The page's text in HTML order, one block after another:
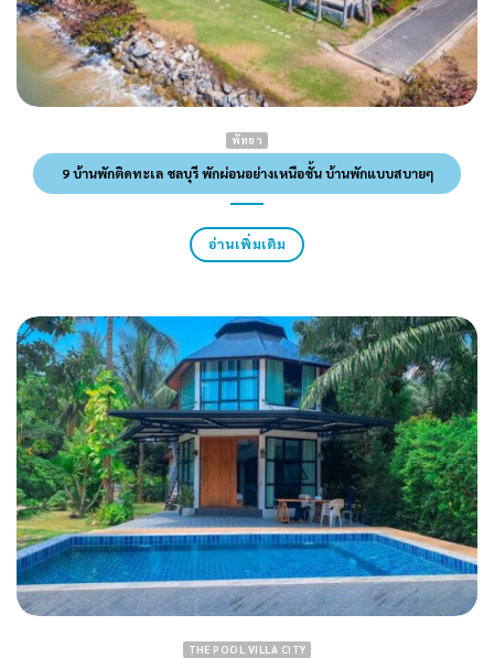
พัทยา
9 บ้านพักติดทะเล ชลบุรี พักผ่อนอย่างเหนือชั้น บ้านพักแบบสบายๆ
อ่านเพิ่มเติม
THE POOL VILLA CITY